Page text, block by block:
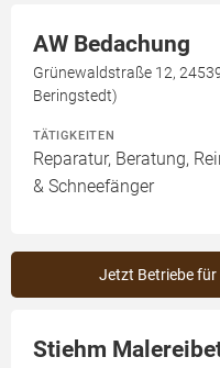
AW Bedachung
Grünewaldstraße 12,
Beringstedt)
TÄTIGKEITEN
Reparatur, Beratung,
& Schneefänger
Jetzt Betriebe für
Stiehm